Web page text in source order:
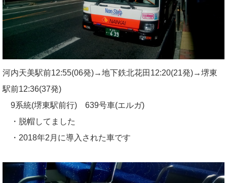
河内天美駅前12:55(06発)→地下鉄北花田12:20(21発)→堺東
駅前12:36(37発)
9系統(堺東駅前行) 639号車(エルガ)
・脱帽してました
・2018年2月に導入された車です